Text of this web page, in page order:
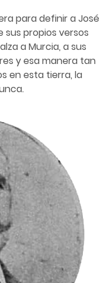
para definir a José
sus propios versos
a Murcia, a sus
y esa manera tan
en esta tierra, la